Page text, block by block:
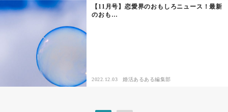
【11月号】恋愛界のおもしろニュース！最新
のおも…
2022.12.03 婚活あるある編集部